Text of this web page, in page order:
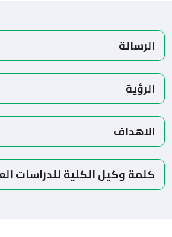
الرسالة
الرؤية
الاهداف
كلمة وكيل الكلية للدراسات